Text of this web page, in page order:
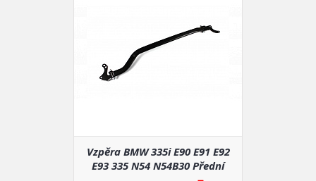
Vzpěra BMW 335i E90 E91 E92
E93 335 N54 N54B30 Přední